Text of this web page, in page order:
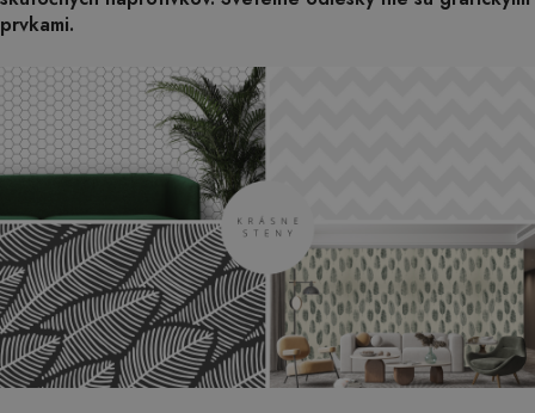
prvkami.